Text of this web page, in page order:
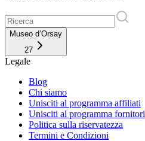
Museo d’Orsay
27
Legale
Blog
Chi siamo
Unisciti al programma affiliati
Unisciti al programma fornitori
Politica sulla riservatezza
Termini e Condizioni